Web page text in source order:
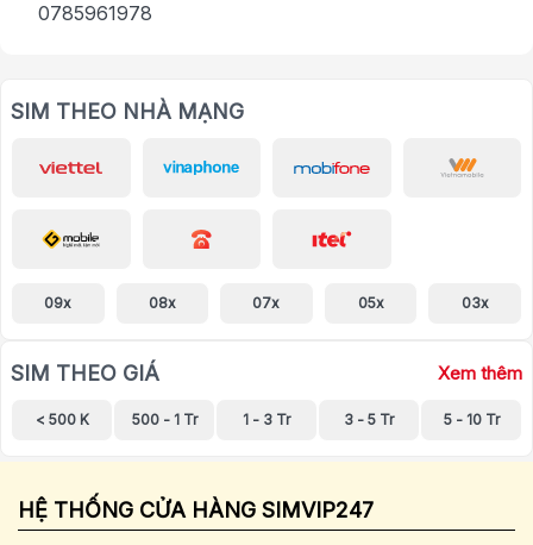
0785961978
SIM THEO NHÀ MẠNG
09x 08x 07x 05x 03x
SIM THEO GIÁ Xem thêm
< 500 K 500 - 1 Tr 1 - 3 Tr 3 - 5 Tr 5 - 10 Tr
HỆ THỐNG CỬA HÀNG SIMVIP247